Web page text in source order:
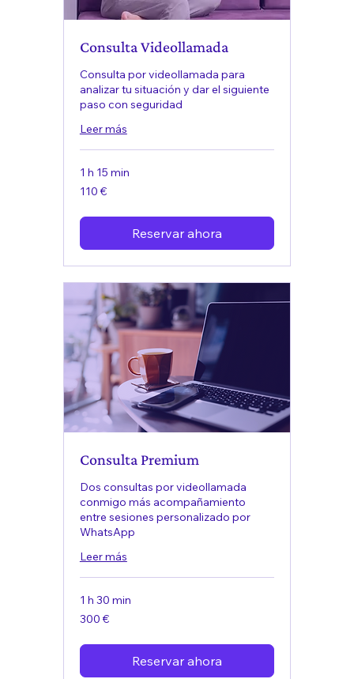
Consulta Videollamada
Consulta por videollamada para
analizar tu situación y dar el siguiente
paso con seguridad
Leer más
1 h 15 min
110
euros
110 €
Reservar ahora
Consulta Premium
Dos consultas por videollamada
conmigo más acompañamiento
entre sesiones personalizado por
WhatsApp
Leer más
1 h 30 min
300
euros
300 €
Reservar ahora